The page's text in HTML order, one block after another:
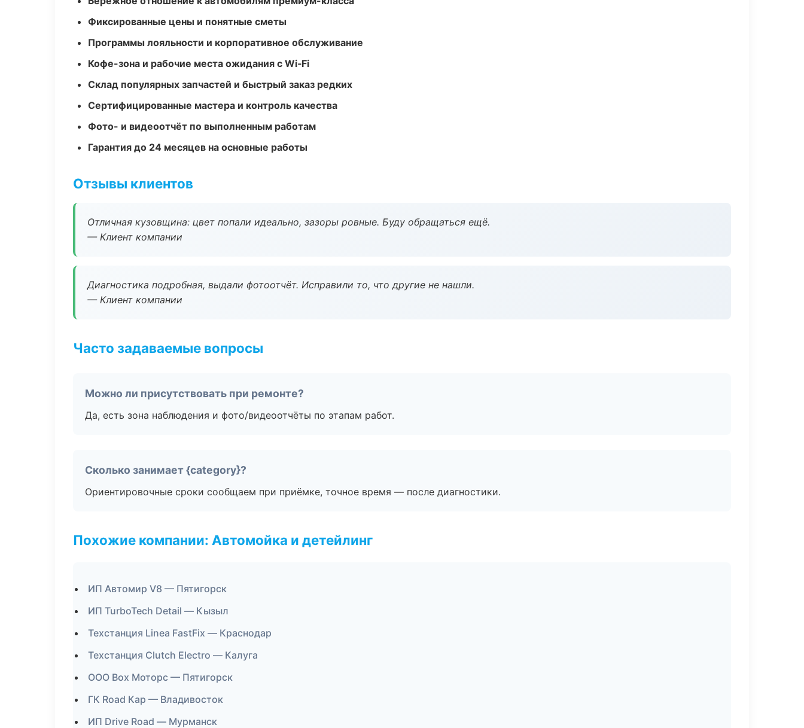
Фиксированные цены и понятные сметы
Программы лояльности и корпоративное обслуживание
Кофе-зона и рабочие места ожидания с Wi‑Fi
Склад популярных запчастей и быстрый заказ редких
Сертифицированные мастера и контроль качества
Фото- и видеоотчёт по выполненным работам
Гарантия до 24 месяцев на основные работы
Отзывы клиентов
Отличная кузовщина: цвет попали идеально, зазоры ровные. Буду обращаться ещё.
— Клиент компании
Диагностика подробная, выдали фотоотчёт. Исправили то, что другие не нашли.
— Клиент компании
Часто задаваемые вопросы
Можно ли присутствовать при ремонте?
Да, есть зона наблюдения и фото/видеоотчёты по этапам работ.
Сколько занимает {category}?
Ориентировочные сроки сообщаем при приёмке, точное время — после диагностики.
Похожие компании: Автомойка и детейлинг
ИП Автомир V8 — Пятигорск
ИП TurboTech Detail — Кызыл
Техстанция Linea FastFix — Краснодар
Техстанция Clutch Electro — Калуга
ООО Box Моторс — Пятигорск
ГК Road Кар — Владивосток
ИП Drive Road — Мурманск